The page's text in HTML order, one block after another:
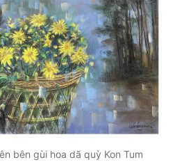
bên gùi hoa dã quỳ Kon Tum